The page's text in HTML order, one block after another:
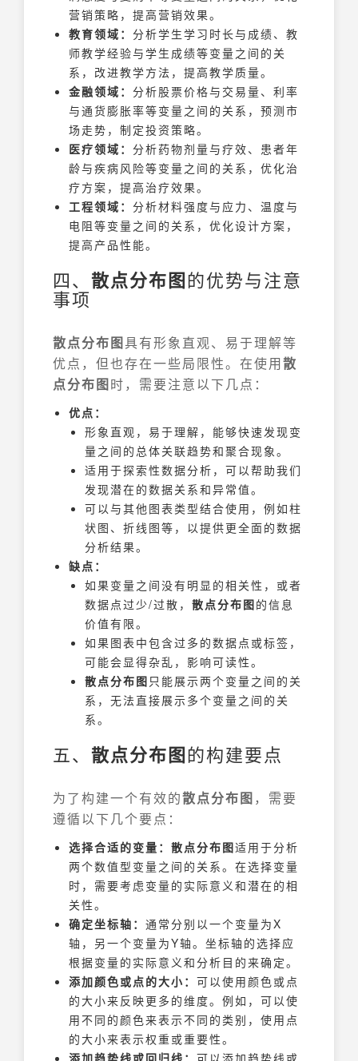
营销策略，提高营销效果。
教育领域： 分析学生学习时长与成绩、教
师教学经验与学生成绩等变量之间的关
系，改进教学方法，提高教学质量。
金融领域： 分析股票价格与交易量、利率
与通货膨胀率等变量之间的关系，预测市
场走势，制定投资策略。
医疗领域： 分析药物剂量与疗效、患者年
龄与疾病风险等变量之间的关系，优化治
疗方案，提高治疗效果。
工程领域： 分析材料强度与应力、温度与
电阻等变量之间的关系，优化设计方案，
提高产品性能。
四、 散点分布图的优势与注意
事项
散点分布图具有形象直观、易于理解等
优点，但也存在一些局限性。在使用散
点分布图时，需要注意以下几点：
优点：
形象直观，易于理解，能够快速发现变
量之间的总体关联趋势和聚合现象。
适用于探索性数据分析，可以帮助我们
发现潜在的数据关系和异常值。
可以与其他图表类型结合使用，例如柱
状图、折线图等，以提供更全面的数据
分析结果。
缺点：
如果变量之间没有明显的相关性，或者
数据点过少/过散， 散点分布图的信息
价值有限。
如果图表中包含过多的数据点或标签，
可能会显得杂乱，影响可读性。
散点分布图 只能展示两个变量之间的关
系，无法直接展示多个变量之间的关
系。
五、 散点分布图的构建要点
为了构建一个有效的散点分布图 ，需要
遵循以下几个要点：
选择合适的变量： 散点分布图适用于分析
两个数值型变量之间的关系。在选择变量
时，需要考虑变量的实际意义和潜在的相
关性。
确定坐标轴： 通常分别以一个变量为X
轴，另一个变量为Y轴。坐标轴的选择应
根据变量的实际意义和分析目的来确定。
添加颜色或点的大小： 可以使用颜色或点
的大小来反映更多的维度。例如，可以使
用不同的颜色来表示不同的类别，使用点
的大小来表示权重或重要性。
添加趋势线或回归线： 可以添加趋势线或